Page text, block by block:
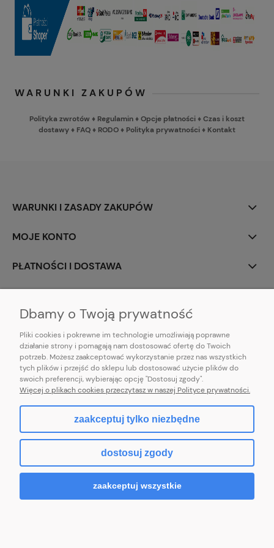
WARUNKI ZAKUPÓW
Polityka zwrotów ♦ Regulamin♦Opcje płatności♦Czas i koszt
dostawy♦ FAQ♦ RODO♦ Polityka prywatności♦ Kontakt
WARUNKI I ZASADY ZAKUPÓW
MOJE KONTO
PŁATNOŚCI I DOSTAWA
E-mail:pl101sukienek@gmail.com
101sukienek.pl
ul. Piotrkowska 317/11, Łódź 93-035, woj. łódzkie
pokaż pełną wersję strony
Sklep internetowy Shoper.pl
Dbamy o Twoją prywatność
Pliki cookies i pokrewne im technologie umożliwiają poprawne
działanie strony i pomagają nam dostosować ofertę do Twoich
potrzeb. Możesz zaakceptować wykorzystanie przez nas wszystkich
tych plików i przejść do sklepu lub dostosować użycie plików do
swoich preferencji, wybierając opcję "Dostosuj zgody".
Więcej o plikach cookies przeczytasz w naszej Polityce prywatności.
zaakceptuj tylko niezbędne
dostosuj zgody
zaakceptuj wszystkie